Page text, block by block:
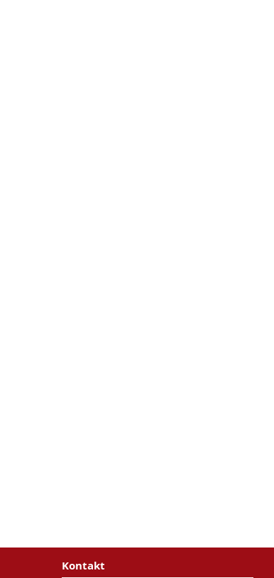
Kontakt